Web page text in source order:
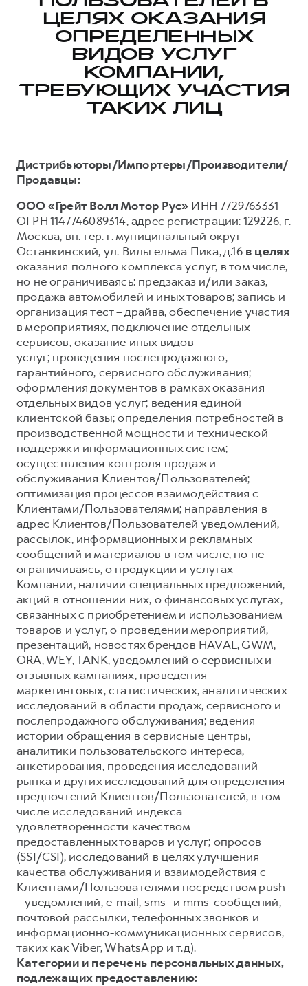
DARGO X
от 3 499 000 ₽
F7
от 2 899 000 ₽
F7X
от 3 449 000 ₽
Тест-драйв
Трейд-ин
КРЕДИТ И СТРАХОВАНИЕ
Кредитный калькулятор
Для малого бизнеса
Корпоративным клиентам
Крупным корпоративным клиентам
Система управления автопарком
Сервис для корпоративных клиентов
HAVAL Лизинг
АКСЕССУАРЫ HAVAL
Автомобильные аксессуары
Коллекция CITY
Коллекция Базовая
Коллекция Детская
СЕРВИСНОЕ ОБСЛУЖИВАНИЕ
Нулевое ТО
Программа «Помощь на дороге»
Регламенты технического обслуживания
Электронный ПТС
GWM Безопасность
Гарантия HAVAL
Мобильное приложение GWM
Программа «HAVAL Защита+»
Руководства по эксплуатации
Подписки
АКСЕССУАРЫ HAVAL
Автомобильные аксессуары
Коллекция CITY
Коллекция Базовая
Коллекция Детская
О дилере
Наша команда
ЦЕЛЯХ ОКАЗАНИЯ
ОПРЕДЕЛЕННЫХ
ВИДОВ УСЛУГ
КОМПАНИИ,
ТРЕБУЮЩИХ УЧАСТИЯ
ТАКИХ ЛИЦ
Дистрибьюторы/Импортеры/Производители/
Продавцы:
ООО «Грейт Волл Мотор Рус» ИНН 7729763331
ОГРН 1147746089314, адрес регистрации: 129226, г.
Москва, вн. тер. г. муниципальный округ
Останкинский, ул. Вильгельма Пика, д.16 в целях
оказания полного комплекса услуг, в том числе,
но не ограничиваясь: предзаказ и/или заказ,
продажа автомобилей и иных товаров; запись и
организация тест – драйва, обеспечение участия
в мероприятиях, подключение отдельных
сервисов, оказание иных видов
услуг; проведения послепродажного,
гарантийного, сервисного обслуживания;
оформления документов в рамках оказания
отдельных видов услуг; ведения единой
клиентской базы; определения потребностей в
производственной мощности и технической
поддержки информационных систем;
осуществления контроля продаж и
обслуживания Клиентов/Пользователей;
оптимизация процессов взаимодействия с
Клиентами/Пользователями; направления в
адрес Клиентов/Пользователей уведомлений,
рассылок, информационных и рекламных
сообщений и материалов в том числе, но не
ограничиваясь, о продукции и услугах
Компании, наличии специальных предложений,
акций в отношении них, о финансовых услугах,
связанных с приобретением и использованием
товаров и услуг, о проведении мероприятий,
презентаций, новостях брендов HAVAL, GWM,
ORA, WEY, TANK, уведомлений о сервисных и
отзывных кампаниях, проведения
маркетинговых, статистических, аналитических
исследований в области продаж, сервисного и
послепродажного обслуживания; ведения
истории обращения в сервисные центры,
аналитики пользовательского интереса,
анкетирования, проведения исследований
рынка и других исследований для определения
предпочтений Клиентов/Пользователей, в том
числе исследований индекса
удовлетворенности качеством
предоставленных товаров и услуг; опросов
(SSI/CSI), исследований в целях улучшения
качества обслуживания и взаимодействия с
Клиентами/Пользователями посредством push
– уведомлений, e-mail, sms- и mms-сообщений,
почтовой рассылки, телефонных звонков и
информационно-коммуникационных сервисов,
таких как Viber, WhatsApp и т.д).
Категории и перечень персональных данных,
подлежащих предоставлению: